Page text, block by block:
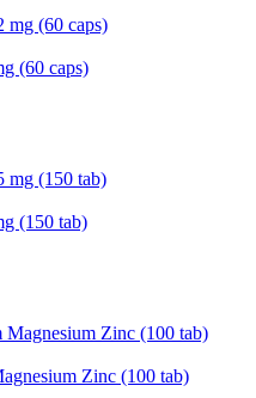
(60 caps)
(150 tab)
Zinc (100 tab)